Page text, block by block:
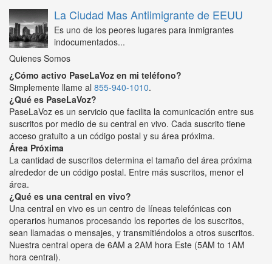
La Ciudad Mas Antiimigrante de EEUU
Es uno de los peores lugares para inmigrantes
indocumentados...
Quienes Somos
¿Cómo activo PaseLaVoz en mi teléfono?
Simplemente llame al 855-940-1010.
¿Qué es PaseLaVoz?
PaseLaVoz es un servicio que facilita la comunicación entre sus
suscritos por medio de su central en vivo. Cada suscrito tiene
acceso gratuito a un código postal y su área próxima.
Área Próxima
La cantidad de suscritos determina el tamaño del área próxima
alrededor de un código postal. Entre más suscritos, menor el
área.
¿Qué es una central en vivo?
Una central en vivo es un centro de líneas telefónicas con
operarios humanos procesando los reportes de los suscritos,
sean llamadas o mensajes, y transmitiéndolos a otros suscritos.
Nuestra central opera de 6AM a 2AM hora Este (5AM to 1AM
hora central).